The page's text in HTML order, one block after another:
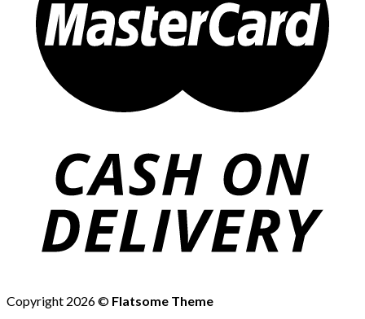
Copyright 2026 © Flatsome Theme